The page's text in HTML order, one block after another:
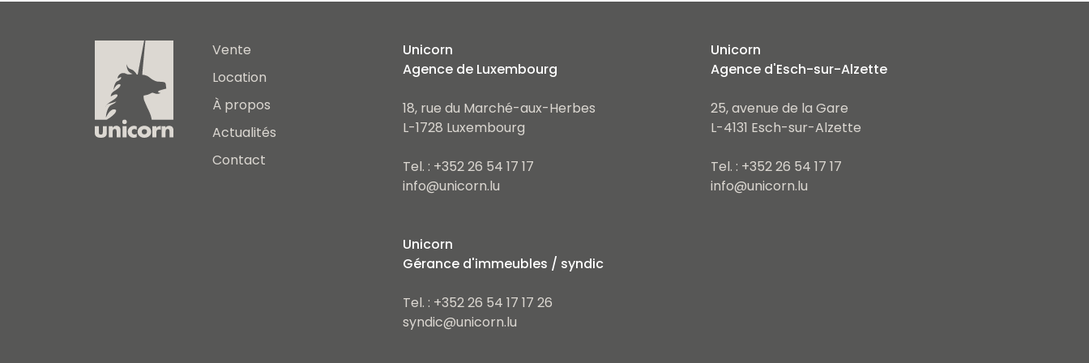
Vente
Location
À propos
Actualités
Contact
Unicorn
Agence de Luxembourg
18, rue du Marché-aux-Herbes
L-1728 Luxembourg
Tel. : +352 26 54 17 17
info@unicorn.lu
Unicorn
Agence d'Esch-sur-Alzette
25, avenue de la Gare
L-4131 Esch-sur-Alzette
Tel. : +352 26 54 17 17
info@unicorn.lu
Unicorn
Gérance d'immeubles / syndic
Tel. : +352 26 54 17 17 26
syndic@unicorn.lu